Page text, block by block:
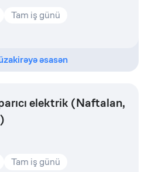
Tam iş günü
əsasən
elektrik (Naftalan,
Tam iş günü